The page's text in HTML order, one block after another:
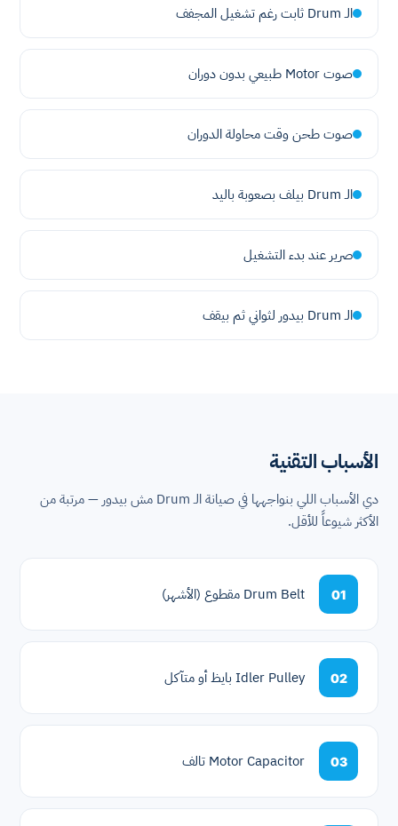
الـ Drum ثابت رغم تشغيل المجفف
صوت Motor طبيعي بدون دوران
صوت طحن وقت محاولة الدوران
الـ Drum بيلف بصعوبة باليد
صرير عند بدء التشغيل
الـ Drum بيدور لثواني ثم بيقف
الأسباب التقنية
دي الأسباب اللي بنواجهها في صيانة الـ Drum مش بيدور — مرتبة من
الأكثر شيوعاً للأقل.
01 Drum Belt مقطوع (الأشهر)
02 Idler Pulley بايظ أو متآكل
03 Motor Capacitor تالف